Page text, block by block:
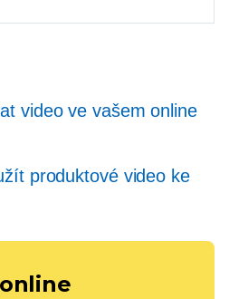
video ve vašem online
produktové video ke